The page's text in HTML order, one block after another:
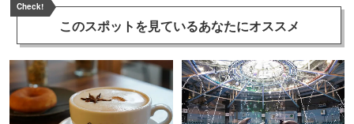
Check!
このスポットを見ているあなたにオススメ